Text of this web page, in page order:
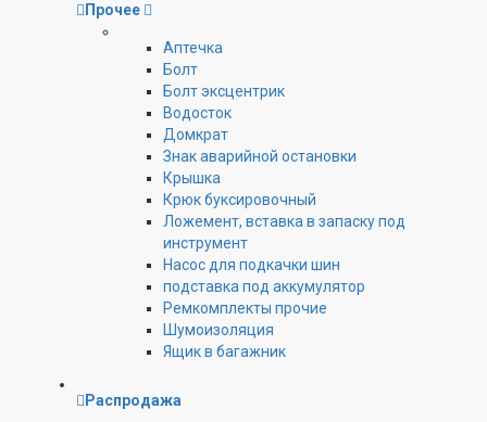
Прочее
Аптечка
Болт
Болт эксцентрик
Водосток
Домкрат
Знак аварийной остановки
Крышка
Крюк буксировочный
Ложемент, вставка в запаску под
инструмент
Насос для подкачки шин
подставка под аккумулятор
Ремкомплекты прочие
Шумоизоляция
Ящик в багажник
Распродажа